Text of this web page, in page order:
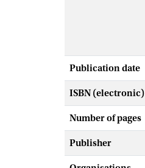
Publication date
ISBN (electronic)
Number of pages
Publisher